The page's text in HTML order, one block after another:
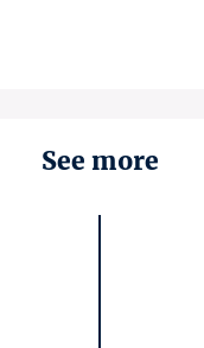
See more